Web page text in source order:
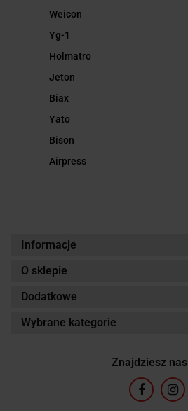
Weicon
Yg-1
Holmatro
Jeton
Biax
Yato
Bison
Airpress
Informacje
O sklepie
Dodatkowe
Wybrane kategorie
Znajdziesz